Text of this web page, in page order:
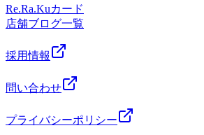
レッサ横浜下車徒歩約1分 東急東横線
「鶴見駅西口」行き約20分 トレッサ横
研究所前下車徒歩約3分
Re.Ra.Kuカード
店舗ブログ一覧
採用情報
問い合わせ
プライバシーポリシー